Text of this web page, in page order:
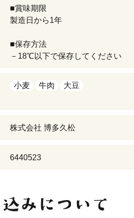
■賞味期限
製造日から1年
■保存方法
－18℃以下で保存してください
小麦 牛肉 大豆
株式会社 博多久松
6440523